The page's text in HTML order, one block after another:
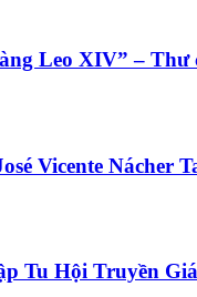
Leo XIV” –
Vicente Nácher
Tu Hội Truyền